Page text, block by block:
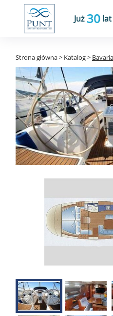
Już 30
Strona główna> Katalog>